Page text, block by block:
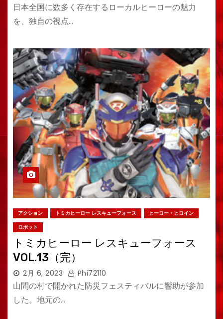
日本全国に数多く存在するローカルヒーローの魅力
を、独自の視点…
アクション トミカヒーロー レスキューフォース
ヒーロー・ヒロイン
ロボット
トミカヒーロー レスキューフォース
VOL.13（完）
2月 6, 2023 Phi72110
山間の村で開かれた防災フェスティバルに響助が参加
した。地元の…